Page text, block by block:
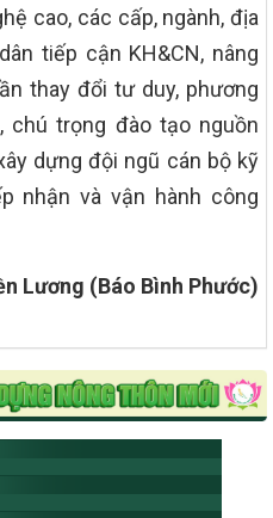
cao, các cấp, ngành, địa
tiếp cận KH&CN, nâng
thay đổi tư duy, phương
trọng đào tạo nguồn
dựng đội ngũ cán bộ kỹ
nhận và vận hành công
Lương (Báo Bình Phước)